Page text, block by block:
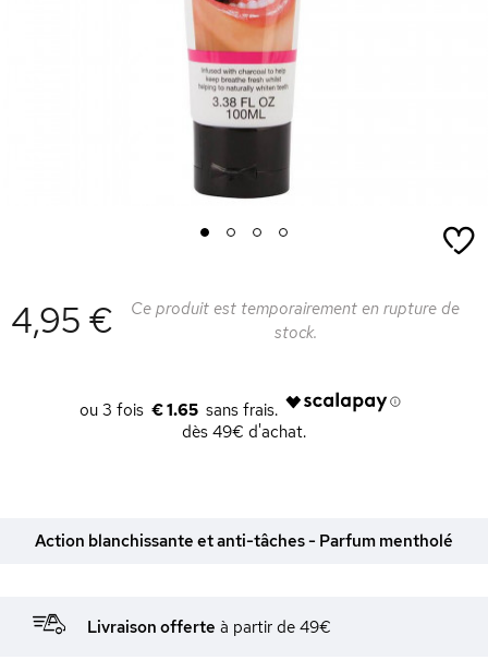
1 2 3 4
4,95 €
Ce produit est temporairement en rupture de
stock.
€ 1.65
dès 49€ d'achat.
Action blanchissante et anti-tâches - Parfum mentholé
Livraison offerte à partir de 49€